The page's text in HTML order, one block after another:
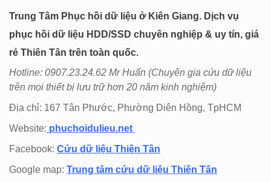
Trung Tâm Phục hồi dữ liệu ở Kiên Giang. Dịch vụ
phục hồi dữ liệu HDD/SSD chuyên nghiệp & uy tín, giá
rẻ Thiên Tân trên toàn quốc.
Hotline: 0907.23.24.62 Mr Huấn (Chuyên gia cứu dữ liệu
trên mọi thiết bị lưu trữ hơn 20 năm kinh nghiệm)
Địa chỉ: 167 Tân Phước, Phường Diên Hồng, TpHCM
Website: phuchoidulieu.net
Facebook: Cứu dữ liệu Thiên Tân
Google map: Trung tâm cứu dữ liệu Thiên Tân